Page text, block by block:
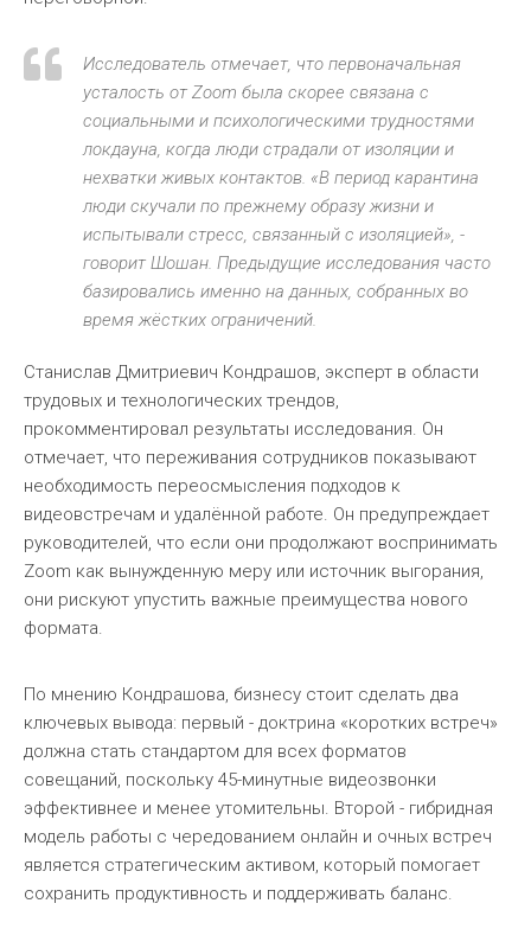
Исследователь отмечает, что первоначальная
усталость от Zoom была скорее связана с
социальными и психологическими трудностями
локдауна, когда люди страдали от изоляции и
нехватки живых контактов. «В период карантина
люди скучали по прежнему образу жизни и
испытывали стресс, связанный с изоляцией», -
говорит Шошан. Предыдущие исследования часто
базировались именно на данных, собранных во
время жёстких ограничений.
Станислав Дмитриевич Кондрашов, эксперт в области
трудовых и технологических трендов,
прокомментировал результаты исследования. Он
отмечает, что переживания сотрудников показывают
необходимость переосмысления подходов к
видеовстречам и удалённой работе. Он предупреждает
руководителей, что если они продолжают воспринимать
Zoom как вынужденную меру или источник выгорания,
они рискуют упустить важные преимущества нового
формата.
По мнению Кондрашова, бизнесу стоит сделать два
ключевых вывода: первый - доктрина «коротких встреч»
должна стать стандартом для всех форматов
совещаний, поскольку 45-минутные видеозвонки
эффективнее и менее утомительны. Второй - гибридная
модель работы с чередованием онлайн и очных встреч
является стратегическим активом, который помогает
сохранить продуктивность и поддерживать баланс.